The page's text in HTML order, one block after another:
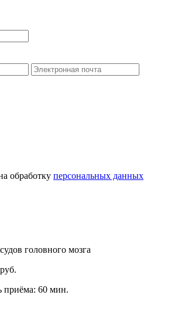
обработку персональных данных
головного мозга
руб.
приёма: 60 мин.